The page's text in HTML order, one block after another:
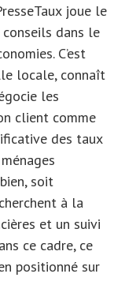
joue le
dans le
C’est
locale, connaît
les
client comme
des taux
soit
à la
et un suivi
ce cadre, ce
positionné sur